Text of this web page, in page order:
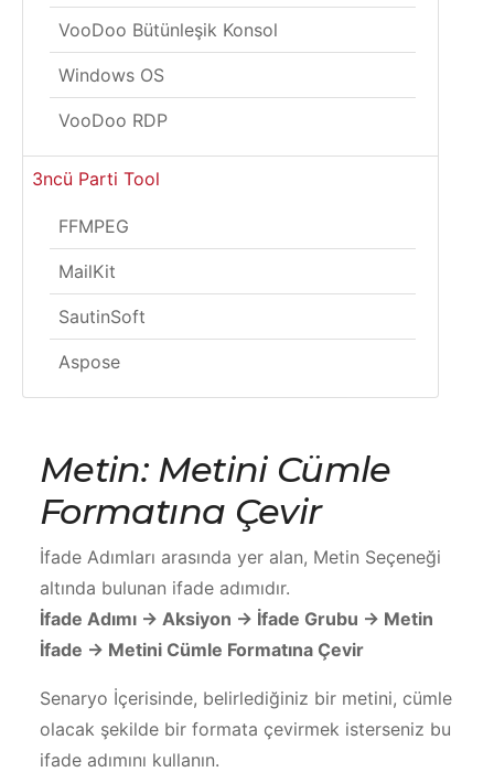
VooDoo Bütünleşik Konsol
Windows OS
VooDoo RDP
3ncü Parti Tool
FFMPEG
MailKit
SautinSoft
Aspose
Metin: Metini Cümle
Formatına Çevir
İfade Adımları arasında yer alan, Metin Seçeneği
altında bulunan ifade adımıdır.
İfade Adımı -> Aksiyon -> İfade Grubu -> Metin
İfade -> Metini Cümle Formatına Çevir
Senaryo İçerisinde, belirlediğiniz bir metini, cümle
olacak şekilde bir formata çevirmek isterseniz bu
ifade adımını kullanın.